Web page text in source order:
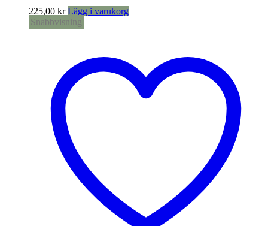
225,00 kr Lägg i varukorg
Snabbvisning